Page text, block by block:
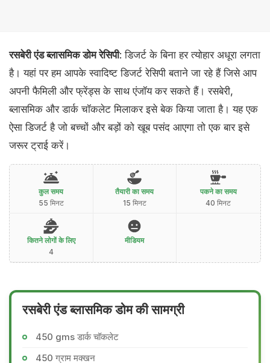
रसबेरी एंड ब्लासमिक डोम रेसिपी: डिजर्ट के बिना हर त्योहार अधूरा लगता
है। यहां पर हम आपके स्वादिष्ट डिजर्ट रेसिपी बताने जा रहे हैं जिसे आप
अपनी फैमिली और फ्रेंड्स के साथ एंजॉय कर सकते हैं। रसबेरी,
ब्लासमिक और डार्क चॉकलेट मिलाकर इसे बेक किया जाता है। यह एक
ऐसा डिजर्ट है जो बच्चों और बड़ों को खूब पसंद आएगा तो एक बार इसे
जरूर ट्राई करें।
कुल समय
55 मिनट
तैयारी का समय
15 मिनट
पकने का समय
40 मिनट
कितने लोगों के लिए
4
मीडियम
रसबेरी एंड ब्लासमिक डोम की सामग्री
450 gms डार्क चॉकलेट
450 ग्राम मक्खन